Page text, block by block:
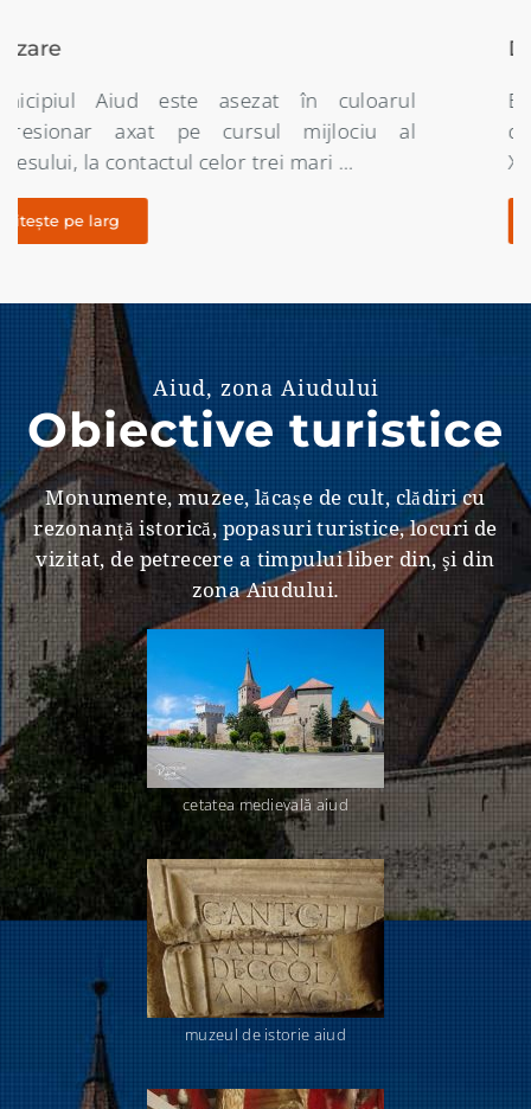
Denumirea localității
Etimologia denumirii orasului Aiud este destul
de nuantata întrucât începând din secolul al
XIII – lea nici un document oficial …
citește pe larg
Aiud, zona Aiudului
Obiective turistice
Monumente, muzee, lăcașe de cult, clădiri cu
rezonanţă istorică, popasuri turistice, locuri de
vizitat, de petrecere a timpului liber din, şi din
zona Aiudului.
cetatea medievală aiud
muzeul de istorie aiud